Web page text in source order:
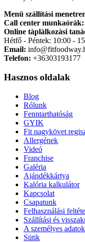
Menü szállítási
Call center munkaórák:
Online tàplàlkozàsi
Hétfő - Péntek: 10:00 -
Email:
Telefon: +36303193177
Hasznos oldalak
Blog
Rólunk
Fenntarthatóság
GYIK
Fit nagykövet
Allergének
Videó
Franchise
Galéria
Ajándékkártya
Kalória kalkulátor
Kapcsolat
Csapatunk
Felhasználási
Szállítási és
A személyes
Sütik